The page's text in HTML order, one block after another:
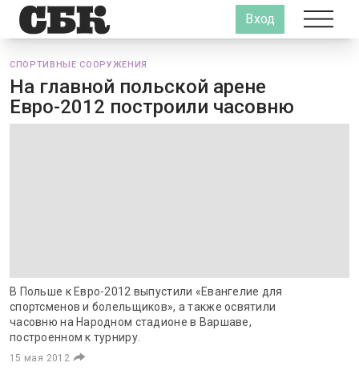
Вход
СПОРТИВНЫЕ СООРУЖЕНИЯ
На главной польской арене
Евро-2012 построили часовню
В Польше к Евро-2012 выпустили «Евангелие для
спортсменов и болельщиков», а также освятили
часовню на Народном стадионе в Варшаве,
построенном к турниру.
15 мая 2012